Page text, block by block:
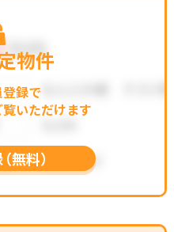
物件
録で
いただけます
無料）